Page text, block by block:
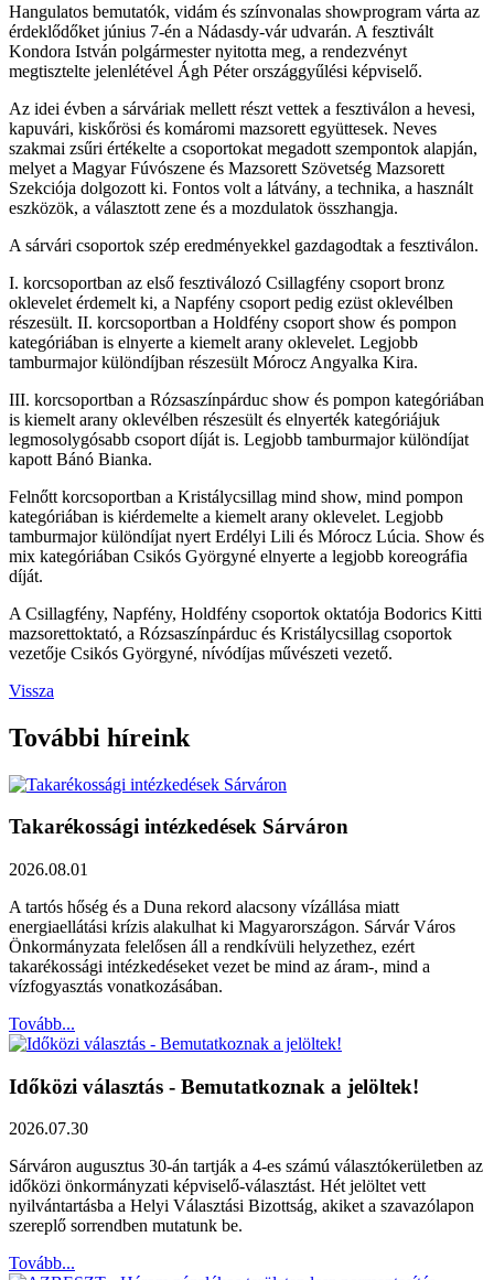
Hangulatos bemutatók, vidám és színvonalas showprogram várta az
érdeklődőket június 7-én a Nádasdy-vár udvarán. A fesztivált
Kondora István polgármester nyitotta meg, a rendezvényt
megtisztelte jelenlétével Ágh Péter országgyűlési képviselő.
Az idei évben a sárváriak mellett részt vettek a fesztiválon a hevesi,
kapuvári, kiskőrösi és komáromi mazsorett együttesek. Neves
szakmai zsűri értékelte a csoportokat megadott szempontok alapján,
melyet a Magyar Fúvószene és Mazsorett Szövetség Mazsorett
Szekciója dolgozott ki. Fontos volt a látvány, a technika, a használt
eszközök, a választott zene és a mozdulatok összhangja.
A sárvári csoportok szép eredményekkel gazdagodtak a fesztiválon.
I. korcsoportban az első fesztiválozó Csillagfény csoport bronz
oklevelet érdemelt ki, a Napfény csoport pedig ezüst oklevélben
részesült. II. korcsoportban a Holdfény csoport show és pompon
kategóriában is elnyerte a kiemelt arany oklevelet. Legjobb
tamburmajor különdíjban részesült Mórocz Angyalka Kira.
III. korcsoportban a Rózsaszínpárduc show és pompon kategóriában
is kiemelt arany oklevélben részesült és elnyerték kategóriájuk
legmosolygósabb csoport díját is. Legjobb tamburmajor különdíjat
kapott Bánó Bianka.
Felnőtt korcsoportban a Kristálycsillag mind show, mind pompon
kategóriában is kiérdemelte a kiemelt arany oklevelet. Legjobb
tamburmajor különdíjat nyert Erdélyi Lili és Mórocz Lúcia. Show és
mix kategóriában Csikós Györgyné elnyerte a legjobb koreográfia
díját.
A Csillagfény, Napfény, Holdfény csoportok oktatója Bodorics Kitti
mazsorettoktató, a Rózsaszínpárduc és Kristálycsillag csoportok
vezetője Csikós Györgyné, nívódíjas művészeti vezető.
Vissza
További híreink
Takarékossági intézkedések Sárváron
2026.08.01
A tartós hőség és a Duna rekord alacsony vízállása miatt
energiaellátási krízis alakulhat ki Magyarországon. Sárvár Város
Önkormányzata felelősen áll a rendkívüli helyzethez, ezért
takarékossági intézkedéseket vezet be mind az áram-, mind a
vízfogyasztás vonatkozásában.
Tovább...
Időközi választás - Bemutatkoznak a jelöltek!
2026.07.30
Sárváron augusztus 30-án tartják a 4-es számú választókerületben az
időközi önkormányzati képviselő-választást. Hét jelöltet vett
nyilvántartásba a Helyi Választási Bizottság, akiket a szavazólapon
szereplő sorrendben mutatunk be.
Tovább...